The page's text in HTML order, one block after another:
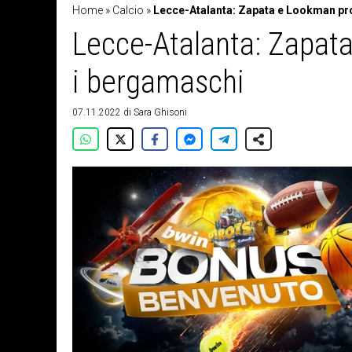
Home » Calcio » Lecce-Atalanta: Zapata e Lookman
Lecce-Atalanta:
i bergamaschi
07.11.2022 di Sara Ghisoni